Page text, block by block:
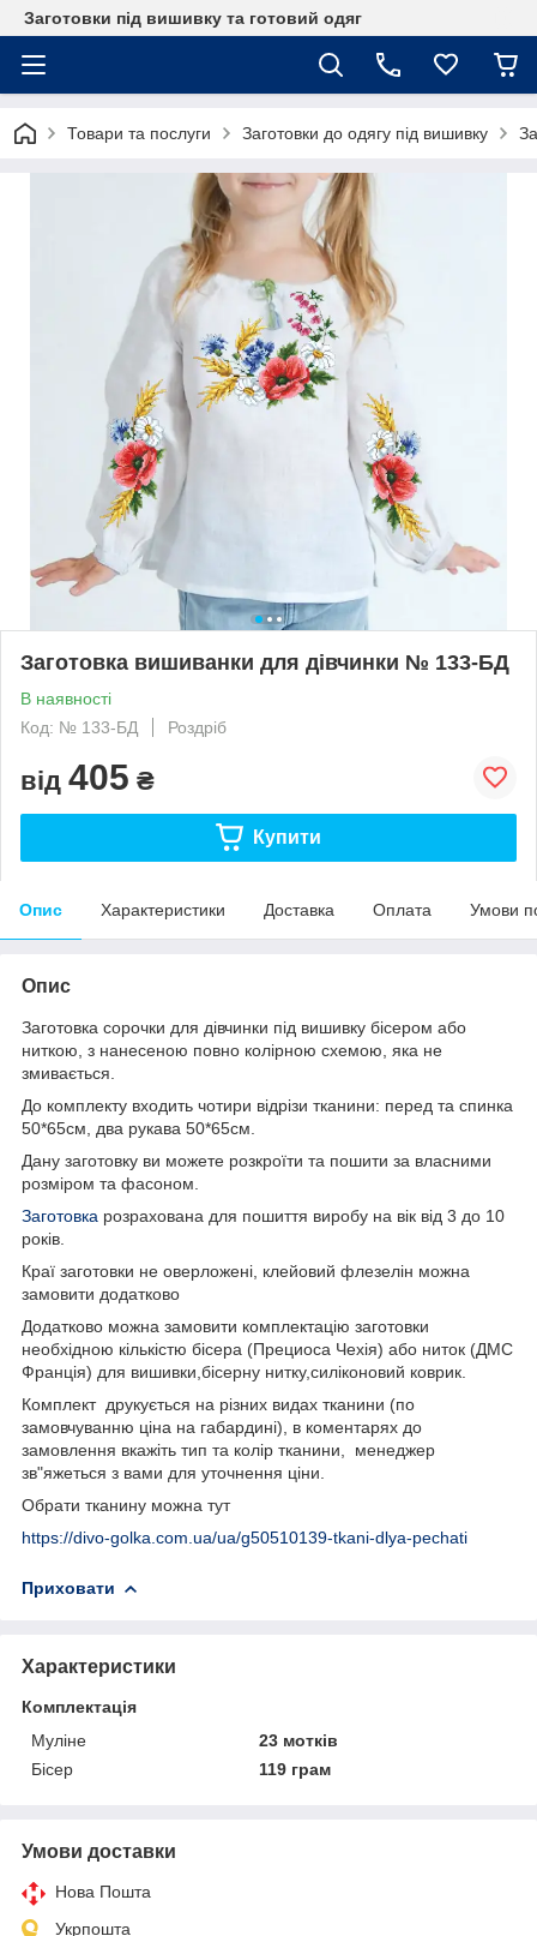
Заготовки під вишивку та готовий одяг
Товари та послуги Заготовки до одягу під вишивку
Заготовка вишиванки для дівчинки № 133-БД
В наявності
Код: № 133-БД
Роздріб
від 405 ₴
Купити
Опис Характеристики Доставка Оплата Умови
Опис
Заготовка сорочки для дівчинки під вишивку бісером або
ниткою, з нанесеною повно колірною схемою, яка не
змивається.
До комплекту входить чотири відрізи тканини: перед та спинка
50*65см, два рукава 50*65см.
Дану заготовку ви можете розкроїти та пошити за власними
розміром та фасоном.
Заготовка розрахована для пошиття виробу на вік від 3 до 10
років.
Краї заготовки не оверложені, клейовий флезелін можна
замовити додатково
Додатково можна замовити комплектацію заготовки
необхідною кількістю бісера (Прециоса Чехія) або ниток (ДМС
Франція) для вишивки,бісерну нитку,силіконовий коврик.
Комплект друкується на різних видах тканини (по
замовчуванню ціна на габардині), в коментарях до
замовлення вкажіть тип та колір тканини, менеджер
зв"яжеться з вами для уточнення ціни.
Обрати тканину можна тут
https://divo-golka.com.ua/ua/g50510139-tkani-dlya-pechati
Приховати
Характеристики
Комплектація
Муліне
23 мотків
Бісер
119 грам
Умови доставки
Нова Пошта
Укрпошта